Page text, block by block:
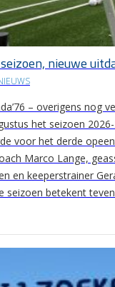
nieuwe
– overigens nog
het seizoen
voor het derde
Marco Lange,
en keeperstrainer
seizoen betekent